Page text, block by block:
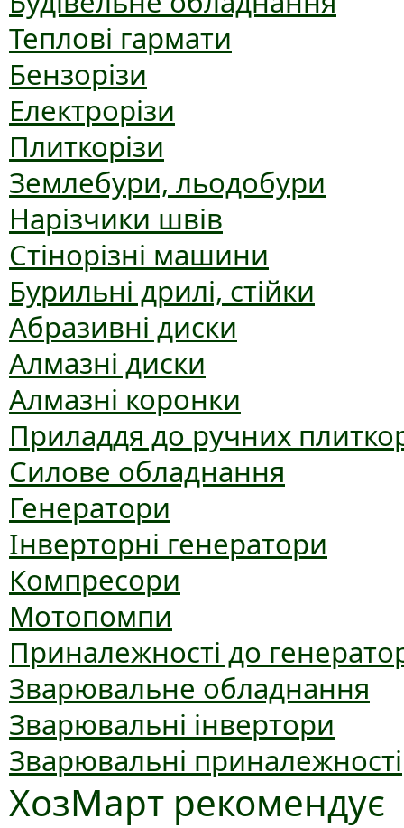
Теплові гармати
Бензорізи
Електрорізи
Плиткорізи
Землебури, льодобури
Нарізчики швів
Стінорізні машини
Бурильні дрилі, стійки
Абразивні диски
Алмазні диски
Алмазні коронки
Приладдя до ручних
Силове обладнання
Генератори
Інверторні генератори
Компресори
Мотопомпи
Приналежності до
Зварювальне обладнання
Зварювальні інвертори
Зварювальні приналежності
ХозМарт рекомендує